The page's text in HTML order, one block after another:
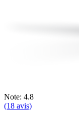
Note: 4.8
(18 avis)